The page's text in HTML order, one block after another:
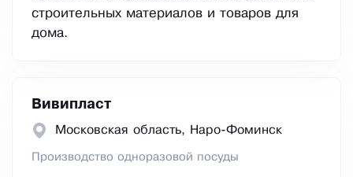
строительных материалов и товаров для
дома.
Вивипласт
Московская область, Наро-Фоминск
Производство одноразовой посуды